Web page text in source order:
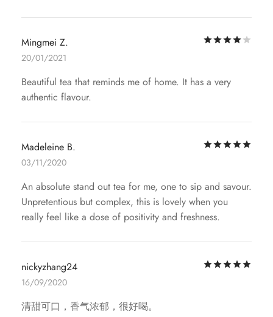
Mingmei Z.
20/01/2021
Beautiful tea that reminds me of home. It has a very
authentic flavour.
Madeleine B.
03/11/2020
An absolute stand out tea for me, one to sip and savour.
Unpretentious but complex, this is lovely when you
really feel like a dose of positivity and freshness.
nickyzhang24
16/09/2020
清甜可口，香气浓郁，很好喝。